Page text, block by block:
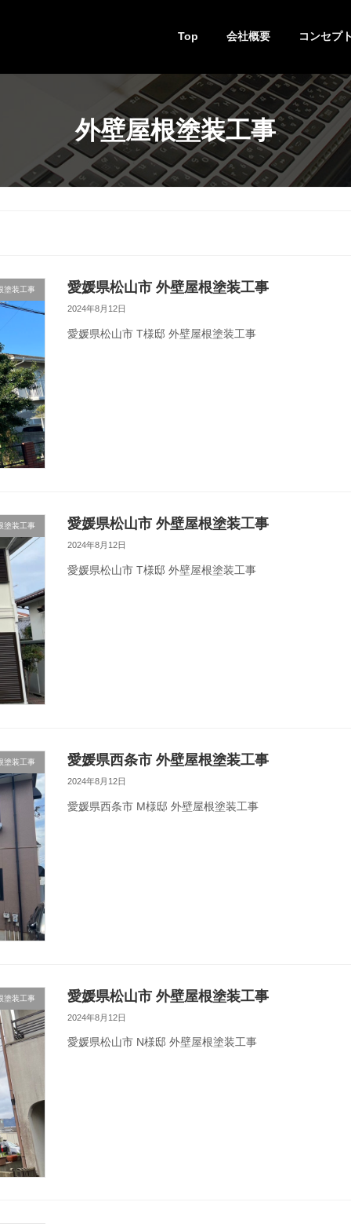
Top 会社概要 コンセプ
外壁屋根塗装工事
塗装工事 愛媛県松山市 外壁屋根塗装工事
2024年8月12日
愛媛県松山市 T様邸 外壁屋根塗装工事
塗装工事 愛媛県松山市 外壁屋根塗装工事
2024年8月12日
愛媛県松山市 T様邸 外壁屋根塗装工事
塗装工事 愛媛県西条市 外壁屋根塗装工事
2024年8月12日
愛媛県西条市 M様邸 外壁屋根塗装工事
塗装工事 愛媛県松山市 外壁屋根塗装工事
2024年8月12日
愛媛県松山市 N様邸 外壁屋根塗装工事